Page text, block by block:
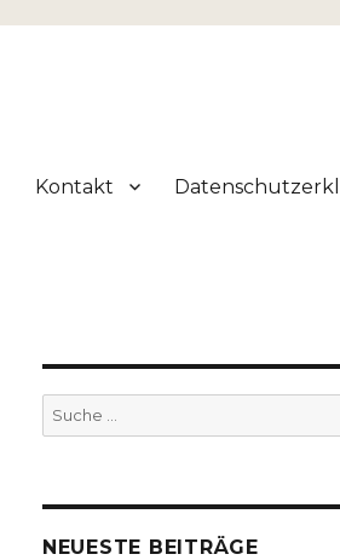
Kontakt
Suche
nach:
NEUESTE BEITRÄGE